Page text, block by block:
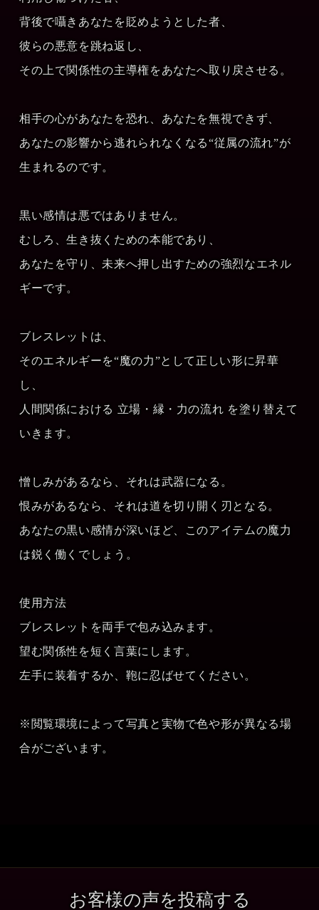
背後で囁きあなたを貶めようとした者、
彼らの悪意を跳ね返し、
その上で関係性の主導権をあなたへ取り戻させる。
相手の心があなたを恐れ、あなたを無視できず、
あなたの影響から逃れられなくなる“従属の流れ”が
生まれるのです。
黒い感情は悪ではありません。
むしろ、生き抜くための本能であり、
あなたを守り、未来へ押し出すための強烈なエネル
ギーです。
ブレスレットは、
そのエネルギーを“魔の力”として正しい形に昇華
し、
人間関係における 立場・縁・力の流れ を塗り替えて
いきます。
憎しみがあるなら、それは武器になる。
恨みがあるなら、それは道を切り開く刃となる。
あなたの黒い感情が深いほど、このアイテムの魔力
は鋭く働くでしょう。
使用方法
ブレスレットを両手で包み込みます。
望む関係性を短く言葉にします。
左手に装着するか、鞄に忍ばせてください。
※閲覧環境によって写真と実物で色や形が異なる場
合がございます。
お客様の声を投稿する